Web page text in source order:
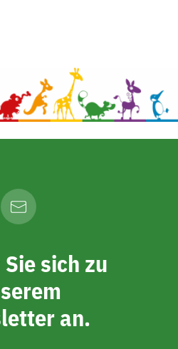
sich zu
an.